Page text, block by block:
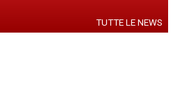
TUTTE LE NEWS